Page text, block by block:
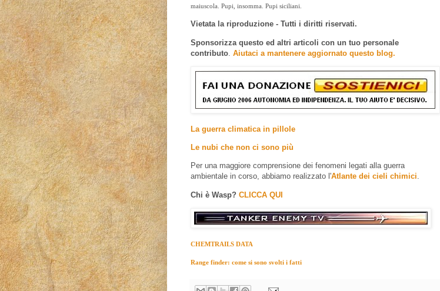
maiuscola. Pupi, insomma. Pupi siciliani.
Vietata la riproduzione - Tutti i diritti riservati.
Sponsorizza questo ed altri articoli con un tuo personale
contributo. Aiutaci a mantenere aggiornato questo blog.
La guerra climatica in pillole
Le nubi che non ci sono più
Per una maggiore comprensione dei fenomeni legati alla guerra
ambientale in corso, abbiamo realizzato l'Atlante dei cieli chimici.
Chi è Wasp? CLICCA QUI
CHEMTRAILS DATA
Range finder: come si sono svolti i fatti